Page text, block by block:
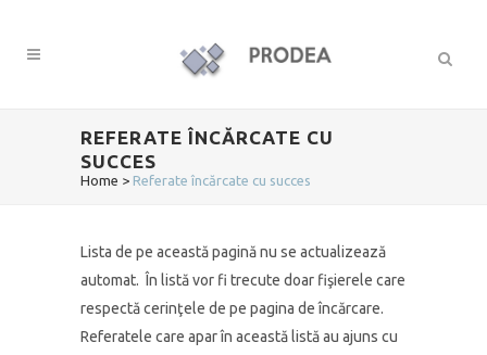
REFERATE ÎNCĂRCATE CU
SUCCES
Home > Referate încărcate cu succes
Lista de pe această pagină nu se actualizează
automat. În listă vor fi trecute doar fişierele care
respectă cerinţele de pe pagina de încărcare.
Referatele care apar în această listă au ajuns cu